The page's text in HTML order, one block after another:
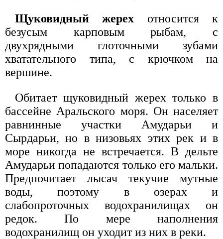
Щуковидный жерех относится к
безусым карповым рыбам, с
двухрядными глоточными зубами
хватательного типа, с крючком на
вершине.
Обитает щуковидный жерех только в
бассейне Аральского моря. Он населяет
равнинные участки Амударьи и
Сырдарьи, но в низовьях этих рек и в
море никогда не встречается. В дельте
Амударьи попадаются только его мальки.
Предпочитает лысач текучие мутные
воды, поэтому в озерах и
слабопроточных водохранилищах он
редок. По мере наполнения
водохранилищ он уходит из них в реки.